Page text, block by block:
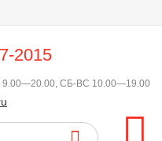
2015
СБ-ВС 10.00—19.00